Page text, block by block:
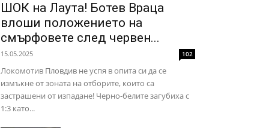
ШОК на Лаута! Ботев Враца
влоши положението на
смърфовете след червен...
15.05.2025 102
Локомотив Пловдив не успя в опита си да се
измъкне от зоната на отборите, които са
застрашени от изпадане! Черно-белите загубиха с
1:3 като...